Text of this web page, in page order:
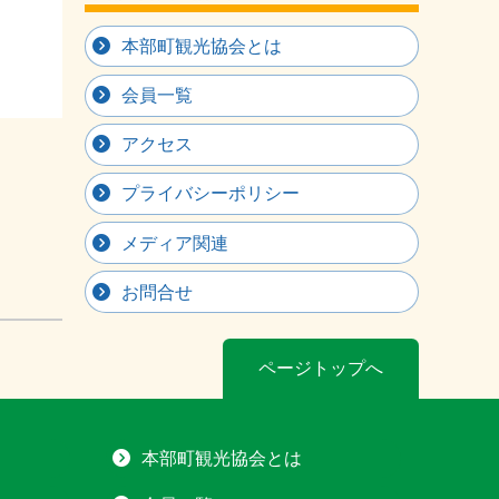
本部町観光協会とは
会員一覧
アクセス
プライバシーポリシー
メディア関連
お問合せ
ページトップへ
本部町観光協会とは